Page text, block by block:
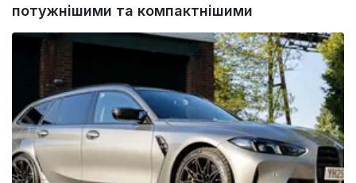
потужнішими та компактнішими